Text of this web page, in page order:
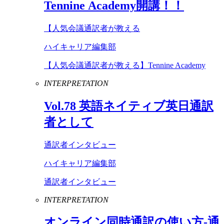
Tennine Academy開講！！
【人気会議通訳者が教える
ハイキャリア編集部
【人気会議通訳者が教える】Tennine Academy
INTERPRETATION
Vol.78 英語ネイティブ英日通訳
者として
通訳者インタビュー
ハイキャリア編集部
通訳者インタビュー
INTERPRETATION